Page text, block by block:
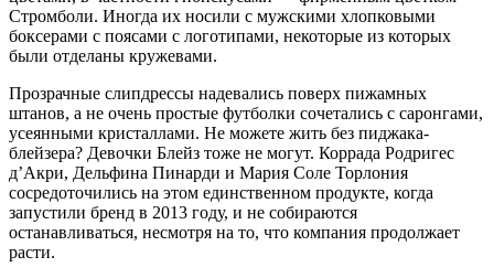
Стромболи. Иногда их носили с мужскими хлопковыми
боксерами с поясами с логотипами, некоторые из которых
были отделаны кружевами.
Прозрачные слипдрессы надевались поверх пижамных
штанов, а не очень простые футболки сочетались с саронгами,
усеянными кристаллами. Не можете жить без пиджака-
блейзера? Девочки Блейз тоже не могут. Коррада Родригес
д’Акри, Дельфина Пинарди и Мария Соле Торлония
сосредоточились на этом единственном продукте, когда
запустили бренд в 2013 году, и не собираются
останавливаться, несмотря на то, что компания продолжает
расти.